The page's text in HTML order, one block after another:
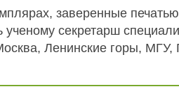
заверенные
ученому секретарш
Ленинские горы, МГУ,